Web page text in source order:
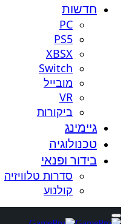
חדשות
PC
PS5
XBSX
Switch
מובייל
VR
ביקורות
גיימינג
טכנולוגיה
בידור ופנאי
סדרות טלוויזיה
קולנוע